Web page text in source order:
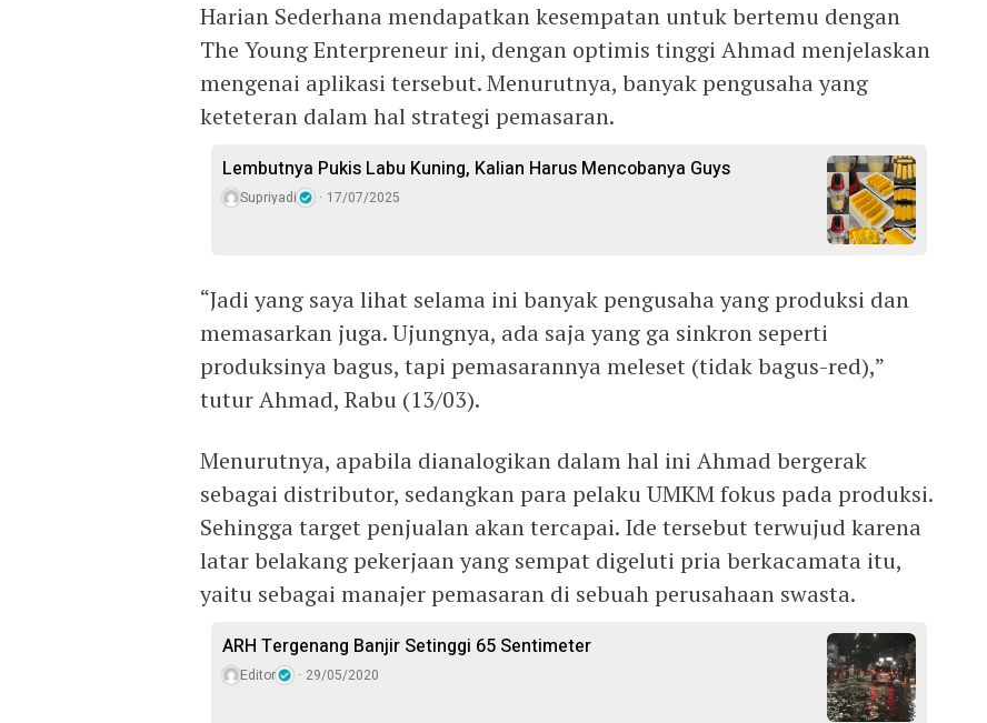
Harian Sederhana mendapatkan kesempatan untuk bertemu dengan
The Young Enterpreneur ini, dengan optimis tinggi Ahmad menjelaskan
mengenai aplikasi tersebut. Menurutnya, banyak pengusaha yang
keteteran dalam hal strategi pemasaran.
Lembutnya Pukis Labu Kuning, Kalian Harus Mencobanya Guys
Supriyadi 17/07/2025
“Jadi yang saya lihat selama ini banyak pengusaha yang produksi dan
memasarkan juga. Ujungnya, ada saja yang ga sinkron seperti
produksinya bagus, tapi pemasarannya meleset (tidak bagus-red),”
tutur Ahmad, Rabu (13/03).
Menurutnya, apabila dianalogikan dalam hal ini Ahmad bergerak
sebagai distributor, sedangkan para pelaku UMKM fokus pada produksi.
Sehingga target penjualan akan tercapai. Ide tersebut terwujud karena
latar belakang pekerjaan yang sempat digeluti pria berkacamata itu,
yaitu sebagai manajer pemasaran di sebuah perusahaan swasta.
ARH Tergenang Banjir Setinggi 65 Sentimeter
Editor 29/05/2020